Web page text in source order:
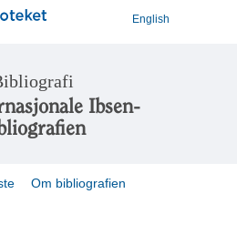
English
Ibsen-
Om bibliografien